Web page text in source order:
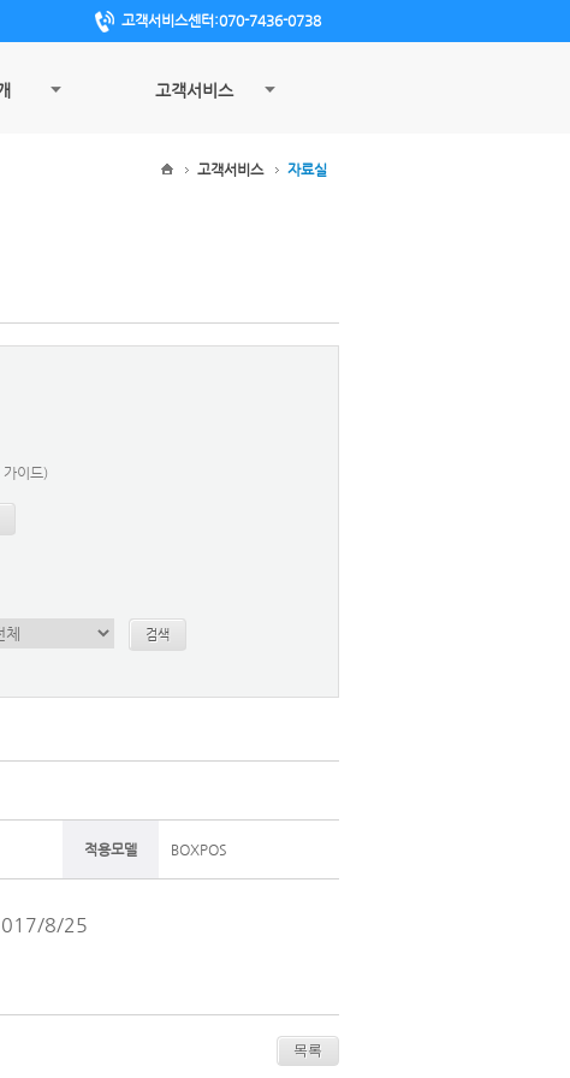
고객서비스센터:070-7436-0738
고객서비스
고객서비스 자료실
이드)
검색
적용모델 BOXPOS
8/25